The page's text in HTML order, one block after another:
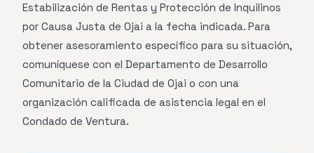
Estabilización de Rentas y Protección de Inquilinos
por Causa Justa de Ojai a la fecha indicada. Para
obtener asesoramiento específico para su situación,
comuníquese con el Departamento de Desarrollo
Comunitario de la Ciudad de Ojai o con una
organización calificada de asistencia legal en el
Condado de Ventura.